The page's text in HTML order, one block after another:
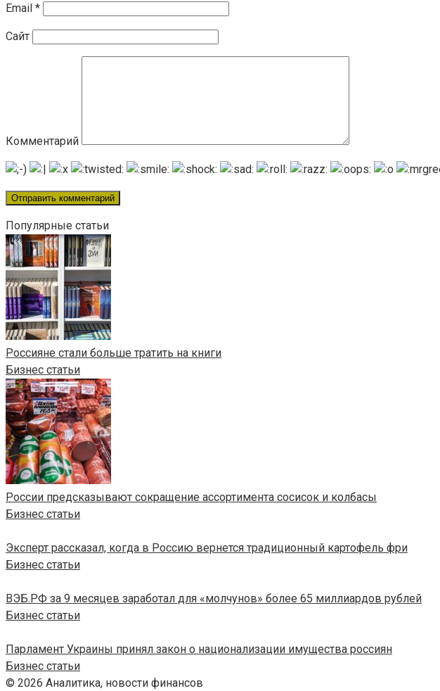
Email *
Сайт
Комментарий
Популярные статьи
Россияне стали больше тратить на книги
Бизнес статьи
России предсказывают сокращение ассортимента сосисок и колбасы
Бизнес статьи
Эксперт рассказал, когда в Россию вернется традиционный картофель фри
Бизнес статьи
ВЭБ.РФ за 9 месяцев заработал для «молчунов» более 65 миллиардов рублей
Бизнес статьи
Парламент Украины принял закон о национализации имущества россиян
Бизнес статьи
© 2026 Аналитика, новости финансов